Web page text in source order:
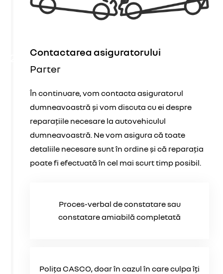
Contactarea asiguratorului
Parter
În continuare, vom contacta asiguratorul
dumneavoastră și vom discuta cu ei despre
reparațiile necesare la autovehiculul
dumneavoastră. Ne vom asigura că toate
detaliile necesare sunt în ordine și că reparația
poate fi efectuată în cel mai scurt timp posibil.
Proces-verbal de constatare sau
constatare amiabilă completată
Polița CASCO, doar în cazul în care culpa îți